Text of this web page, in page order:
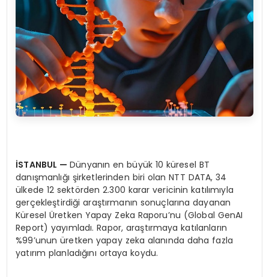
İSTANBUL —Dünyanın en büyük 10 küresel BT
danışmanlığı şirketlerinden biri olan NTT DATA, 34
ülkede 12 sektörden 2.300 karar vericinin katılımıyla
gerçekleştirdiği araştırmanın sonuçlarına dayanan
Küresel Üretken Yapay Zeka Raporu’nu (Global GenAI
Report) yayımladı. Rapor, araştırmaya katılanların
%99’unun üretken yapay zeka alanında daha fazla
yatırım planladığını ortaya koydu.